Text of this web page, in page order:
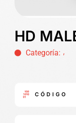
HD
Categoría: ,
CÓDIGO